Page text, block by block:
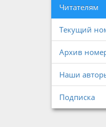
Читателям
Текущий
Архив
Наши
Подписка